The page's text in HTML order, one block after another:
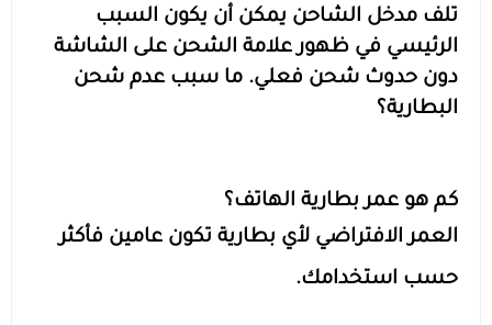
تلف مدخل الشاحن يمكن أن يكون السبب
الرئيسي في ظهور علامة الشحن على الشاشة
دون حدوث شحن فعلي. ما سبب عدم شحن
البطارية؟
كم هو عمر بطارية الهاتف؟
العمر الافتراضي لأي بطارية تكون عامين فأكثر
حسب استخدامك.